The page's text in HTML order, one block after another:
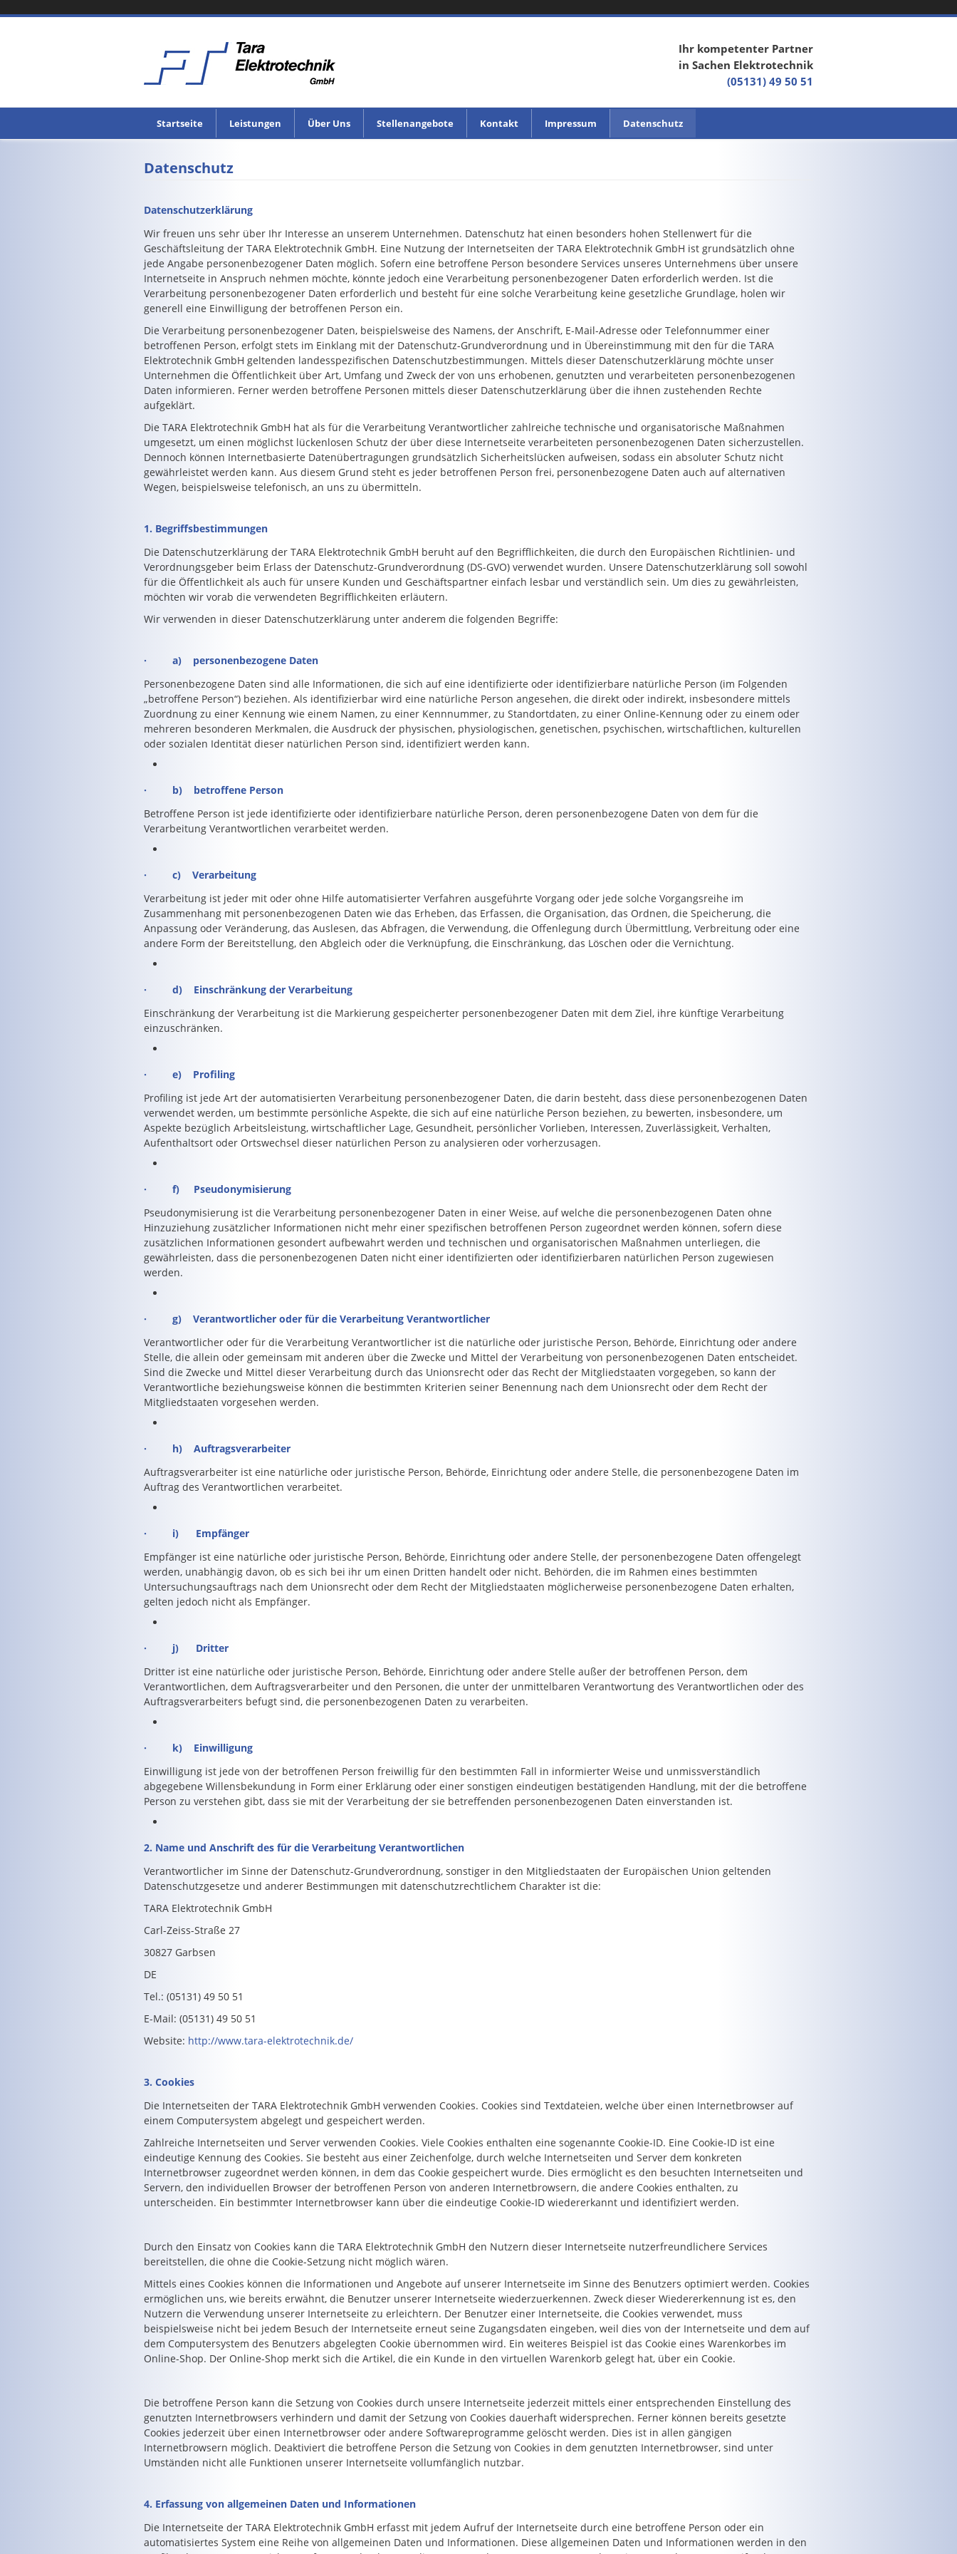
Ihr kompetenter Partner
in Sachen Elektrotechnik
(05131) 49 50 51
Startseite Leistungen Über Uns Stellenangebote Kontakt Impressum Datenschutz
Datenschutz
Datenschutzerklärung
Wir freuen uns sehr über Ihr Interesse an unserem Unternehmen. Datenschutz hat einen besonders hohen Stellenwert für die
Geschäftsleitung der TARA Elektrotechnik GmbH. Eine Nutzung der Internetseiten der TARA Elektrotechnik GmbH ist grundsätzlich ohne
jede Angabe personenbezogener Daten möglich. Sofern eine betroffene Person besondere Services unseres Unternehmens über unsere
Internetseite in Anspruch nehmen möchte, könnte jedoch eine Verarbeitung personenbezogener Daten erforderlich werden. Ist die
Verarbeitung personenbezogener Daten erforderlich und besteht für eine solche Verarbeitung keine gesetzliche Grundlage, holen wir
generell eine Einwilligung der betroffenen Person ein.
Die Verarbeitung personenbezogener Daten, beispielsweise des Namens, der Anschrift, E-Mail-Adresse oder Telefonnummer einer
betroffenen Person, erfolgt stets im Einklang mit der Datenschutz-Grundverordnung und in Übereinstimmung mit den für die TARA
Elektrotechnik GmbH geltenden landesspezifischen Datenschutzbestimmungen. Mittels dieser Datenschutzerklärung möchte unser
Unternehmen die Öffentlichkeit über Art, Umfang und Zweck der von uns erhobenen, genutzten und verarbeiteten personenbezogenen
Daten informieren. Ferner werden betroffene Personen mittels dieser Datenschutzerklärung über die ihnen zustehenden Rechte
aufgeklärt.
Die TARA Elektrotechnik GmbH hat als für die Verarbeitung Verantwortlicher zahlreiche technische und organisatorische Maßnahmen
umgesetzt, um einen möglichst lückenlosen Schutz der über diese Internetseite verarbeiteten personenbezogenen Daten sicherzustellen.
Dennoch können Internetbasierte Datenübertragungen grundsätzlich Sicherheitslücken aufweisen, sodass ein absoluter Schutz nicht
gewährleistet werden kann. Aus diesem Grund steht es jeder betroffenen Person frei, personenbezogene Daten auch auf alternativen
Wegen, beispielsweise telefonisch, an uns zu übermitteln.
1. Begriffsbestimmungen
Die Datenschutzerklärung der TARA Elektrotechnik GmbH beruht auf den Begrifflichkeiten, die durch den Europäischen Richtlinien- und
Verordnungsgeber beim Erlass der Datenschutz-Grundverordnung (DS-GVO) verwendet wurden. Unsere Datenschutzerklärung soll sowohl
für die Öffentlichkeit als auch für unsere Kunden und Geschäftspartner einfach lesbar und verständlich sein. Um dies zu gewährleisten,
möchten wir vorab die verwendeten Begrifflichkeiten erläutern.
Wir verwenden in dieser Datenschutzerklärung unter anderem die folgenden Begriffe:
· a) personenbezogene Daten
Personenbezogene Daten sind alle Informationen, die sich auf eine identifizierte oder identifizierbare natürliche Person (im Folgenden
„betroffene Person“) beziehen. Als identifizierbar wird eine natürliche Person angesehen, die direkt oder indirekt, insbesondere mittels
Zuordnung zu einer Kennung wie einem Namen, zu einer Kennnummer, zu Standortdaten, zu einer Online-Kennung oder zu einem oder
mehreren besonderen Merkmalen, die Ausdruck der physischen, physiologischen, genetischen, psychischen, wirtschaftlichen, kulturellen
oder sozialen Identität dieser natürlichen Person sind, identifiziert werden kann.
· b) betroffene Person
Betroffene Person ist jede identifizierte oder identifizierbare natürliche Person, deren personenbezogene Daten von dem für die
Verarbeitung Verantwortlichen verarbeitet werden.
· c) Verarbeitung
Verarbeitung ist jeder mit oder ohne Hilfe automatisierter Verfahren ausgeführte Vorgang oder jede solche Vorgangsreihe im
Zusammenhang mit personenbezogenen Daten wie das Erheben, das Erfassen, die Organisation, das Ordnen, die Speicherung, die
Anpassung oder Veränderung, das Auslesen, das Abfragen, die Verwendung, die Offenlegung durch Übermittlung, Verbreitung oder eine
andere Form der Bereitstellung, den Abgleich oder die Verknüpfung, die Einschränkung, das Löschen oder die Vernichtung.
· d) Einschränkung der Verarbeitung
Einschränkung der Verarbeitung ist die Markierung gespeicherter personenbezogener Daten mit dem Ziel, ihre künftige Verarbeitung
einzuschränken.
· e) Profiling
Profiling ist jede Art der automatisierten Verarbeitung personenbezogener Daten, die darin besteht, dass diese personenbezogenen Daten
verwendet werden, um bestimmte persönliche Aspekte, die sich auf eine natürliche Person beziehen, zu bewerten, insbesondere, um
Aspekte bezüglich Arbeitsleistung, wirtschaftlicher Lage, Gesundheit, persönlicher Vorlieben, Interessen, Zuverlässigkeit, Verhalten,
Aufenthaltsort oder Ortswechsel dieser natürlichen Person zu analysieren oder vorherzusagen.
· f) Pseudonymisierung
Pseudonymisierung ist die Verarbeitung personenbezogener Daten in einer Weise, auf welche die personenbezogenen Daten ohne
Hinzuziehung zusätzlicher Informationen nicht mehr einer spezifischen betroffenen Person zugeordnet werden können, sofern diese
zusätzlichen Informationen gesondert aufbewahrt werden und technischen und organisatorischen Maßnahmen unterliegen, die
gewährleisten, dass die personenbezogenen Daten nicht einer identifizierten oder identifizierbaren natürlichen Person zugewiesen
werden.
· g) Verantwortlicher oder für die Verarbeitung Verantwortlicher
Verantwortlicher oder für die Verarbeitung Verantwortlicher ist die natürliche oder juristische Person, Behörde, Einrichtung oder andere
Stelle, die allein oder gemeinsam mit anderen über die Zwecke und Mittel der Verarbeitung von personenbezogenen Daten entscheidet.
Sind die Zwecke und Mittel dieser Verarbeitung durch das Unionsrecht oder das Recht der Mitgliedstaaten vorgegeben, so kann der
Verantwortliche beziehungsweise können die bestimmten Kriterien seiner Benennung nach dem Unionsrecht oder dem Recht der
Mitgliedstaaten vorgesehen werden.
· h) Auftragsverarbeiter
Auftragsverarbeiter ist eine natürliche oder juristische Person, Behörde, Einrichtung oder andere Stelle, die personenbezogene Daten im
Auftrag des Verantwortlichen verarbeitet.
· i) Empfänger
Empfänger ist eine natürliche oder juristische Person, Behörde, Einrichtung oder andere Stelle, der personenbezogene Daten offengelegt
werden, unabhängig davon, ob es sich bei ihr um einen Dritten handelt oder nicht. Behörden, die im Rahmen eines bestimmten
Untersuchungsauftrags nach dem Unionsrecht oder dem Recht der Mitgliedstaaten möglicherweise personenbezogene Daten erhalten,
gelten jedoch nicht als Empfänger.
· j) Dritter
Dritter ist eine natürliche oder juristische Person, Behörde, Einrichtung oder andere Stelle außer der betroffenen Person, dem
Verantwortlichen, dem Auftragsverarbeiter und den Personen, die unter der unmittelbaren Verantwortung des Verantwortlichen oder des
Auftragsverarbeiters befugt sind, die personenbezogenen Daten zu verarbeiten.
· k) Einwilligung
Einwilligung ist jede von der betroffenen Person freiwillig für den bestimmten Fall in informierter Weise und unmissverständlich
abgegebene Willensbekundung in Form einer Erklärung oder einer sonstigen eindeutigen bestätigenden Handlung, mit der die betroffene
Person zu verstehen gibt, dass sie mit der Verarbeitung der sie betreffenden personenbezogenen Daten einverstanden ist.
2. Name und Anschrift des für die Verarbeitung Verantwortlichen
Verantwortlicher im Sinne der Datenschutz-Grundverordnung, sonstiger in den Mitgliedstaaten der Europäischen Union geltenden
Datenschutzgesetze und anderer Bestimmungen mit datenschutzrechtlichem Charakter ist die:
TARA Elektrotechnik GmbH
Carl-Zeiss-Straße 27
30827 Garbsen
DE
Tel.: (05131) 49 50 51
E-Mail: (05131) 49 50 51
Website: http://www.tara-elektrotechnik.de/
3. Cookies
Die Internetseiten der TARA Elektrotechnik GmbH verwenden Cookies. Cookies sind Textdateien, welche über einen Internetbrowser auf
einem Computersystem abgelegt und gespeichert werden.
Zahlreiche Internetseiten und Server verwenden Cookies. Viele Cookies enthalten eine sogenannte Cookie-ID. Eine Cookie-ID ist eine
eindeutige Kennung des Cookies. Sie besteht aus einer Zeichenfolge, durch welche Internetseiten und Server dem konkreten
Internetbrowser zugeordnet werden können, in dem das Cookie gespeichert wurde. Dies ermöglicht es den besuchten Internetseiten und
Servern, den individuellen Browser der betroffenen Person von anderen Internetbrowsern, die andere Cookies enthalten, zu
unterscheiden. Ein bestimmter Internetbrowser kann über die eindeutige Cookie-ID wiedererkannt und identifiziert werden.
Durch den Einsatz von Cookies kann die TARA Elektrotechnik GmbH den Nutzern dieser Internetseite nutzerfreundlichere Services
bereitstellen, die ohne die Cookie-Setzung nicht möglich wären.
Mittels eines Cookies können die Informationen und Angebote auf unserer Internetseite im Sinne des Benutzers optimiert werden. Cookies
ermöglichen uns, wie bereits erwähnt, die Benutzer unserer Internetseite wiederzuerkennen. Zweck dieser Wiedererkennung ist es, den
Nutzern die Verwendung unserer Internetseite zu erleichtern. Der Benutzer einer Internetseite, die Cookies verwendet, muss
beispielsweise nicht bei jedem Besuch der Internetseite erneut seine Zugangsdaten eingeben, weil dies von der Internetseite und dem auf
dem Computersystem des Benutzers abgelegten Cookie übernommen wird. Ein weiteres Beispiel ist das Cookie eines Warenkorbes im
Online-Shop. Der Online-Shop merkt sich die Artikel, die ein Kunde in den virtuellen Warenkorb gelegt hat, über ein Cookie.
Die betroffene Person kann die Setzung von Cookies durch unsere Internetseite jederzeit mittels einer entsprechenden Einstellung des
genutzten Internetbrowsers verhindern und damit der Setzung von Cookies dauerhaft widersprechen. Ferner können bereits gesetzte
Cookies jederzeit über einen Internetbrowser oder andere Softwareprogramme gelöscht werden. Dies ist in allen gängigen
Internetbrowsern möglich. Deaktiviert die betroffene Person die Setzung von Cookies in dem genutzten Internetbrowser, sind unter
Umständen nicht alle Funktionen unserer Internetseite vollumfänglich nutzbar.
4. Erfassung von allgemeinen Daten und Informationen
Die Internetseite der TARA Elektrotechnik GmbH erfasst mit jedem Aufruf der Internetseite durch eine betroffene Person oder ein
automatisiertes System eine Reihe von allgemeinen Daten und Informationen. Diese allgemeinen Daten und Informationen werden in den